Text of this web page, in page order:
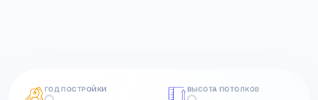
ГОД ПОСТРОЙКИ ВЫСОТА ПОТОЛКОВ